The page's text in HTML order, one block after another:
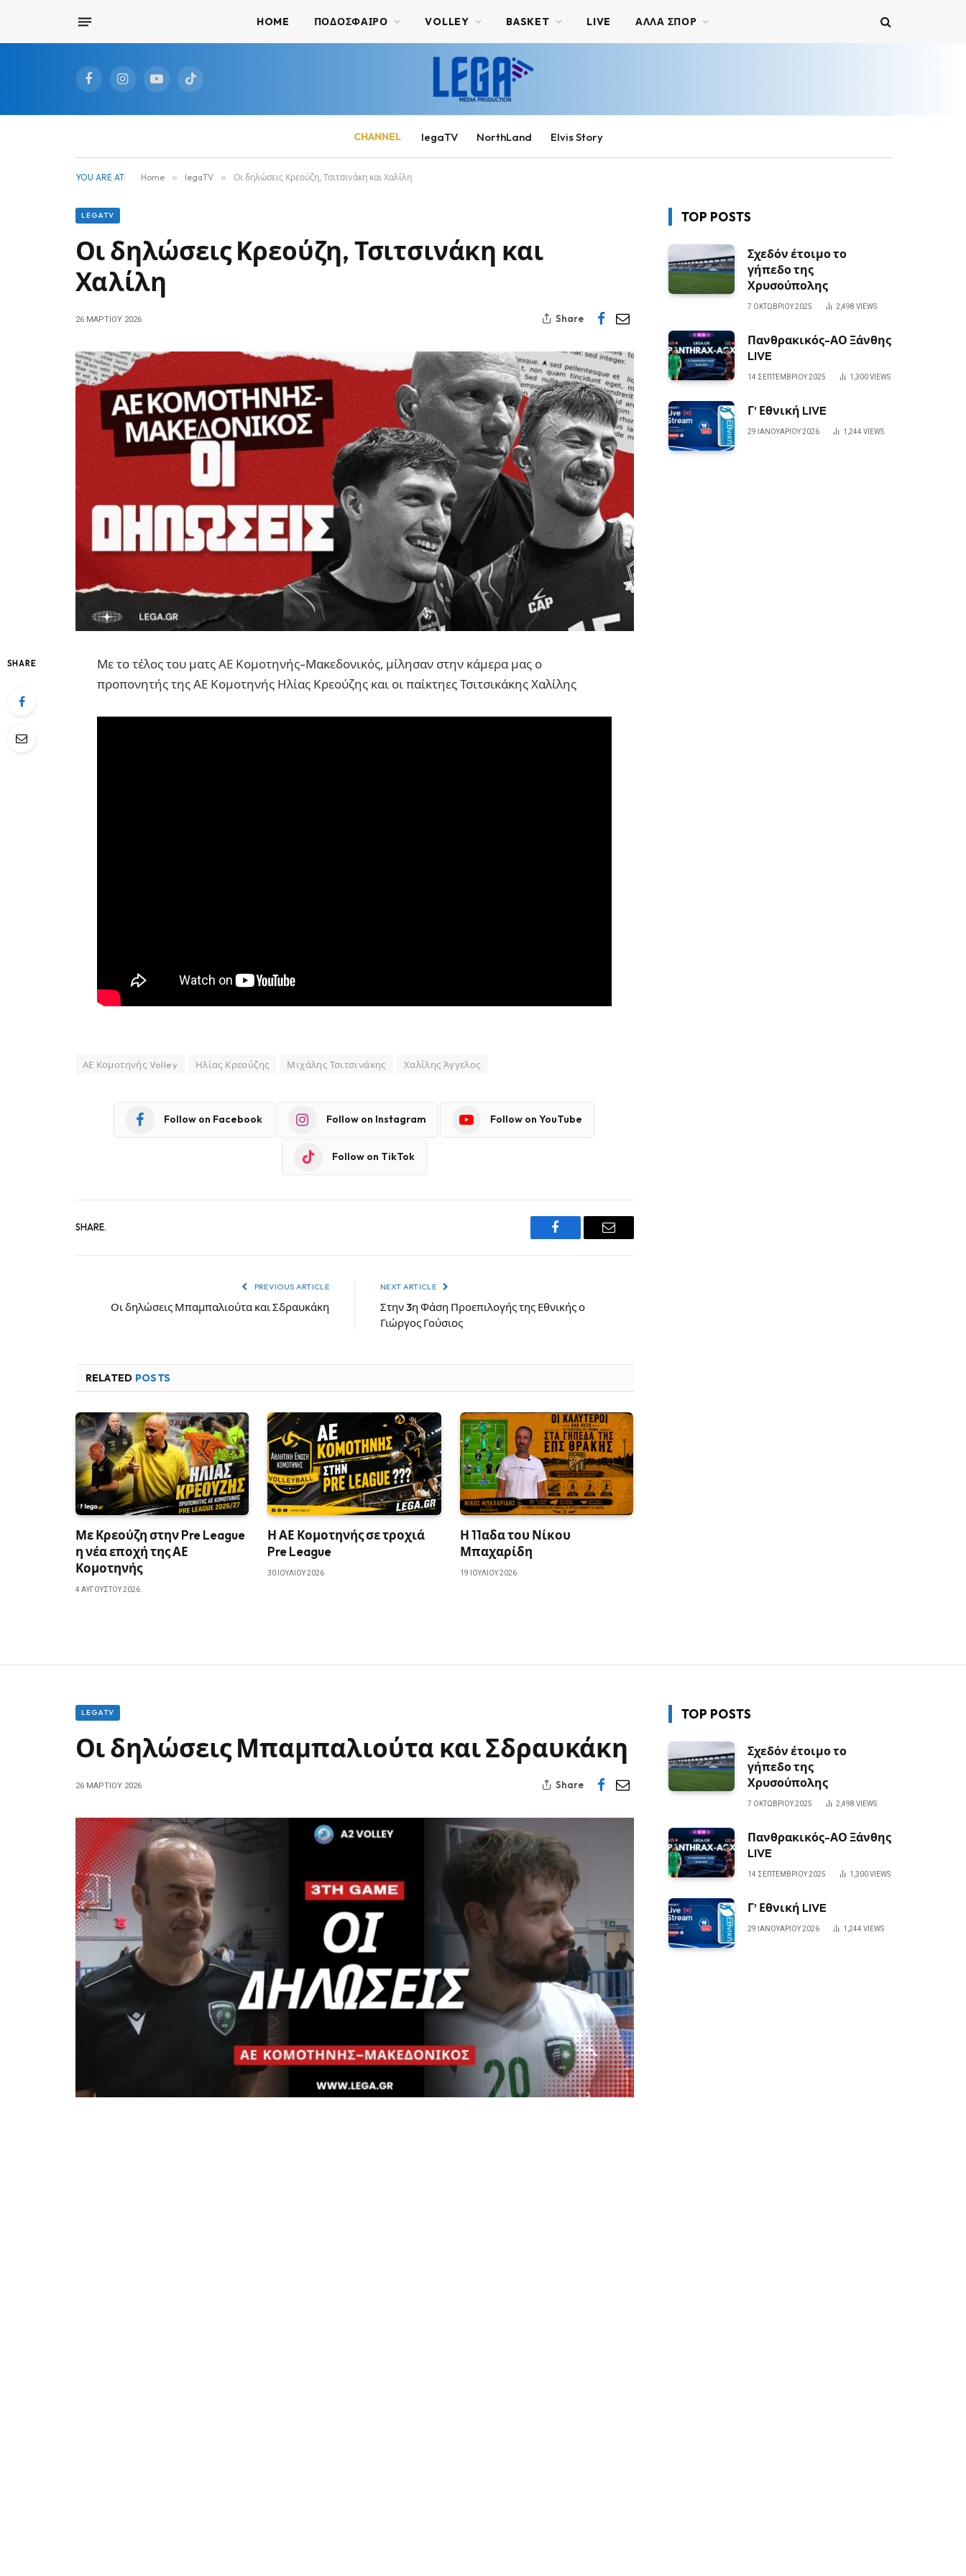
HOME ΠΟΔΟΣΦΑΙΡΟ VOLLEY BASKET LIVE ΑΛΛΑ ΣΠΟΡ
FacebookInstagramYouTubeTikTok
CHANNEL legaTV NorthLand Elvis Story
YOU ARE AT: Home » legaTV » Οι δηλώσεις Κρεούζη, Τσιτσινάκη και Χαλίλη
LEGATV
Οι δηλώσεις Κρεούζη, Τσιτσινάκη και
Χαλίλη
26 ΜΑΡΤΊΟΥ 2026 Share
SHARE
Με το τέλος του ματς ΑΕ Κομοτηνής-Μακεδονικός, μίλησαν στην κάμερα μας ο
προπονητής της ΑΕ Κομοτηνής Ηλίας Κρεούζης και οι παίκτηες Τσιτσικάκης Χαλίλης
ΑΕ Κομοτηνής Volley Ηλίας Κρεούζης Μιχάλης Τσιτσινάκης Χαλίλης Άγγελος
Follow on Facebook Follow on Instagram Follow on YouTube
Follow on TikTok
SHARE.
Facebook Email
PREVIOUS ARTICLE
Οι δηλώσεις Μπαμπαλιούτα και Σδραυκάκη
NEXT ARTICLE
Στην 3η Φάση Προεπιλογής της Εθνικής ο
Γιώργος Γούσιος
RELATED POSTS
Με Κρεούζη στην Pre League
η νέα εποχή της ΑΕ
Κομοτηνής
4 ΑΥΓΟΎΣΤΟΥ 2026
Η ΑΕ Κομοτηνής σε τροχιά
Pre League
30 ΙΟΥΛΊΟΥ 2026
Η 11αδα του Νίκου
Μπαχαρίδη
19 ΙΟΥΛΊΟΥ 2026
TOP POSTS
Σχεδόν έτοιμο το
γήπεδο της
Χρυσούπολης
7 ΟΚΤΩΒΡΊΟΥ 2025 2,498 VIEWS
Πανθρακικός-ΑΟ Ξάνθης
LIVE
14 ΣΕΠΤΕΜΒΡΊΟΥ 2025 1,300VIEWS
Γ’ Εθνική LIVE
29 ΙΑΝΟΥΑΡΊΟΥ 2026 1,244 VIEWS
LEGATV
Οι δηλώσεις Μπαμπαλιούτα και Σδραυκάκη
26 ΜΑΡΤΊΟΥ 2026 Share
TOP POSTS
Σχεδόν έτοιμο το
γήπεδο της
Χρυσούπολης
7 ΟΚΤΩΒΡΊΟΥ 2025 2,498 VIEWS
Πανθρακικός-ΑΟ Ξάνθης
LIVE
14 ΣΕΠΤΕΜΒΡΊΟΥ 2025 1,300VIEWS
Γ’ Εθνική LIVE
29 ΙΑΝΟΥΑΡΊΟΥ 2026 1,244 VIEWS